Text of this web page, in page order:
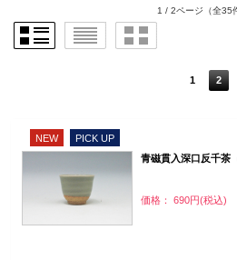
1 / 2ページ （全35
1 2
NEW
PICK UP
青磁貫入深口反千茶
価格： 690円(税込)